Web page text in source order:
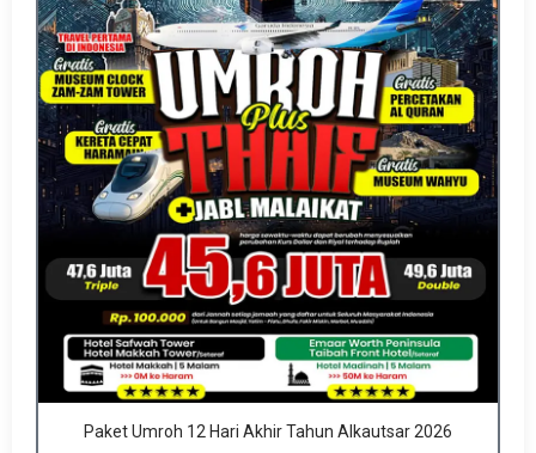
Paket Umroh 12 Hari Akhir Tahun Alkautsar 2026